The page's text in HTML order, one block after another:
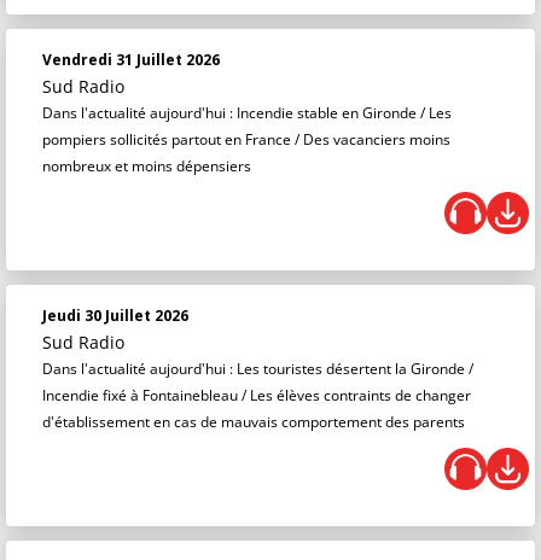
Vendredi 31 Juillet 2026
Sud Radio
Dans l'actualité aujourd'hui : Incendie stable en Gironde / Les
pompiers sollicités partout en France / Des vacanciers moins
nombreux et moins dépensiers
Jeudi 30 Juillet 2026
Sud Radio
Dans l'actualité aujourd'hui : Les touristes désertent la Gironde /
Incendie fixé à Fontainebleau / Les élèves contraints de changer
d'établissement en cas de mauvais comportement des parents